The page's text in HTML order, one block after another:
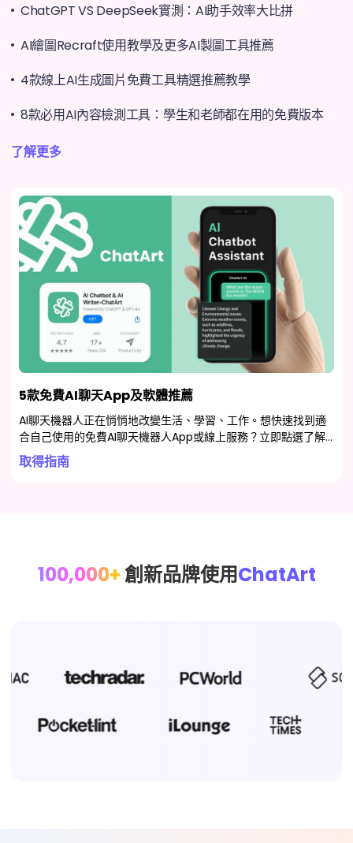
ChatGPT VS DeepSeek實測：AI助手效率大比拼
AI繪圖Recraft使用教學及更多AI製圖工具推薦
4款線上AI生成圖片免費工具精選推薦教學
8款必用AI內容檢測工具：學生和老師都在用的免費版本
了解更多
5款免費AI聊天App及軟體推薦
AI聊天機器人正在悄悄地改變生活、學習、工作。想快速找到適
合自己使用的免費AI聊天機器人App或線上服務？立即點選了解5
款主流AI聊天工具！更有免費AI聊天App等你體驗！
取得指南
100,000+創新品牌使用ChatArt